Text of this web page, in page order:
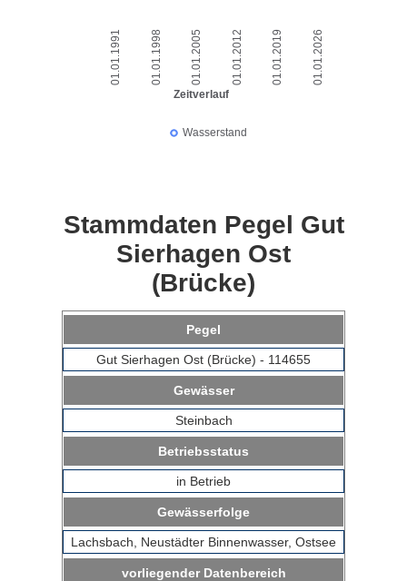
Stammdaten Pegel Gut
Sierhagen Ost
(Brücke)
Pegel
Gut Sierhagen Ost (Brücke) - 114655
Gewässer
Steinbach
Betriebsstatus
in Betrieb
Gewässerfolge
Lachsbach, Neustädter Binnenwasser, Ostsee
vorliegender Datenbereich